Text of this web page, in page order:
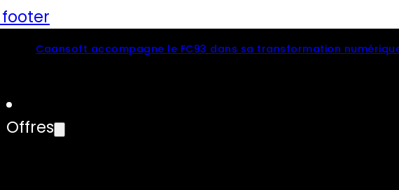
Caansoft accompagne le FC93 dans sa transformation
Offres